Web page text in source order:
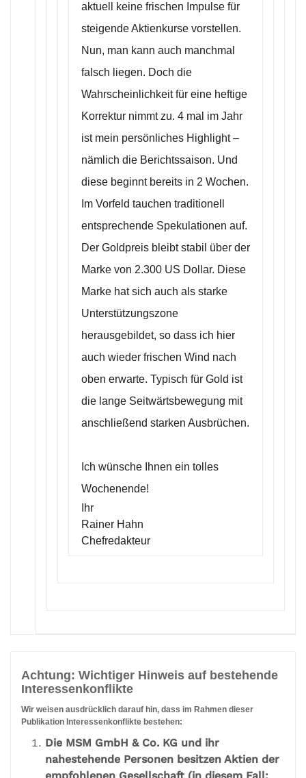
aktuell keine frischen Impulse für
steigende Aktienkurse vorstellen.
Nun, man kann auch manchmal
falsch liegen. Doch die
Wahrscheinlichkeit für eine heftige
Korrektur nimmt zu. 4 mal im Jahr
ist mein persönliches Highlight –
nämlich die Berichtssaison. Und
diese beginnt bereits in 2 Wochen.
Im Vorfeld tauchen traditionell
entsprechende Spekulationen auf.
Der Goldpreis bleibt stabil über der
Marke von 2.300 US Dollar. Diese
Marke hat sich auch als starke
Unterstützungszone
herausgebildet, so dass ich hier
auch wieder frischen Wind nach
oben erwarte. Typisch für Gold ist
die lange Seitwärtsbewegung mit
anschließend starken Ausbrüchen.
Ich wünsche Ihnen ein tolles
Wochenende!
Ihr
Rainer Hahn
Chefredakteur
Achtung: Wichtiger Hinweis auf bestehende
Interessenkonflikte
Wir weisen ausdrücklich darauf hin, dass im Rahmen dieser
Publikation Interessenkonflikte bestehen:
Die MSM GmbH & Co. KG und ihr
nahestehende Personen besitzen Aktien der